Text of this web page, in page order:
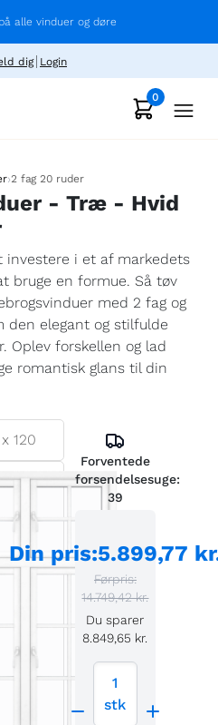
alle vinduer og døre
dig Login
0
›2 fag 20 ruder
- Træ - Hvid
investere i et af markedets
bruge en formue. Så tøv
med 2 fag og
den elegant og stilfulde
Oplev forskellen og lad
romantisk glans til din
x120
Forventede
forsendelsesuge:
39
Din pris:5.899,77
Førpris:
14.749,42 kr.
Du sparer
8.849,65 kr.
1
stk